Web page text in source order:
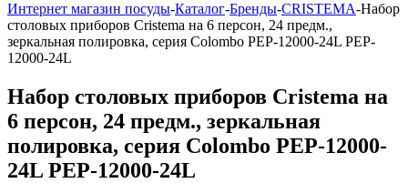
Интернет магазин посуды-Каталог-Бренды-CRISTEMA-Набор
столовых приборов Cristema на 6 персон, 24 предм.,
зеркальная полировка, серия Colombo PEP-12000-24L PEP-
12000-24L
Набор столовых приборов Cristema на
6 персон, 24 предм., зеркальная
полировка, серия Colombo PEP-12000-
24L PEP-12000-24L